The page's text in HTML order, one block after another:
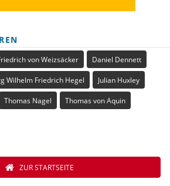
von Weizsäcker Daniel Dennett
Wilhelm Friedrich Hegel Julian Huxley
Thomas Nagel Thomas von Aquin
ZUR STARTSEITE